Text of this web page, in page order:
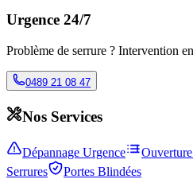
Urgence 24/7
Problème de serrure ? Intervention
0489 21 08 47
Nos Services
Dépannage Urgence
Serrures
Portes Blindées